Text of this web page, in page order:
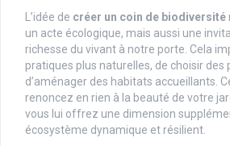
L’idée de créer un coin de biodiversité
un acte écologique, mais aussi une
richesse du vivant à notre porte. Cela
pratiques plus naturelles, de choisir
d’aménager des habitats accueillants.
renoncez en rien à la beauté de votre
vous lui offrez une dimension
écosystème dynamique et résilient.